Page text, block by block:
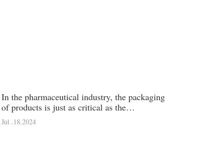
In the pharmaceutical industry, the packaging
of products is just as critical as the
formulation itself. Aluminum ointment tubes
have emerged as the p
Jul .18.2024